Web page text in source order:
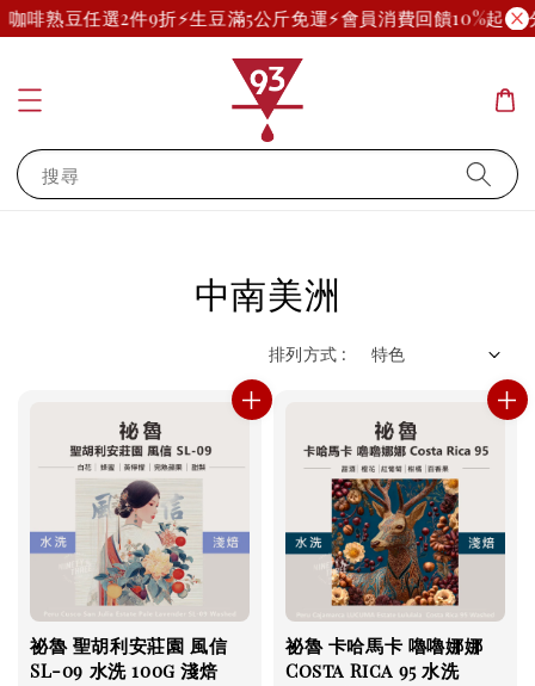
熟豆任選2件9折⚡生豆滿5公斤免運⚡會員消費回饋10%起(部分
搜尋
中南美洲
排列方式 :
祕魯 聖胡利安莊園 風信
SL-09 水洗 100g 淺焙
祕魯 卡哈馬卡 嚕嚕娜娜
Costa Rica 95 水洗